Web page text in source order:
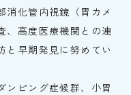
消化管内視鏡（胃カメ
、高度医療機関との連
と早期発見に努めてい
ンピング症候群、小胃